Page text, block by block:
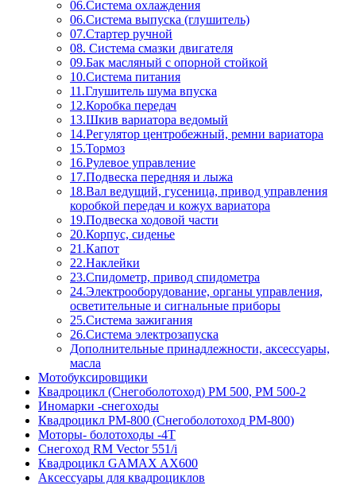
06.Система охлаждения
06.Система выпуска (глушитель)
07.Стартер ручной
08. Система смазки двигателя
09.Бак масляный с опорной стойкой
10.Система питания
11.Глушитель шума впуска
12.Коробка передач
13.Шкив вариатора ведомый
14.Регулятор центробежный, ремни вариатора
15.Тормоз
16.Рулевое управление
17.Подвеска передняя и лыжа
18.Вал ведущий, гусеница, привод управления
коробкой передач и кожух вариатора
19.Подвеска ходовой части
20.Корпус, сиденье
21.Капот
22.Наклейки
23.Спидометр, привод спидометра
24.Электрооборудование, органы управления,
осветительные и сигнальные приборы
25.Система зажигания
26.Система электрозапуска
Дополнительные принадлежности, аксессуары,
масла
Мотобуксировщики
Квадроцикл (Снегоболотоход) РМ 500, РМ 500-2
Иномарки -снегоходы
Квадроцикл РМ-800 (Снегоболотоход РМ-800)
Моторы- болотоходы -4Т
Снегоход RM Vector 551/i
Квадроцикл GAMAX AX600
Аксессуары для квадроциклов